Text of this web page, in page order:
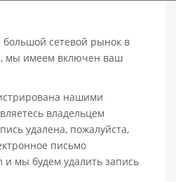
сетевой рынок в
мы имеем включен ваш
нашими
владельцем
удалена, пожалуйста,
письмо
и мы будем удалить запись